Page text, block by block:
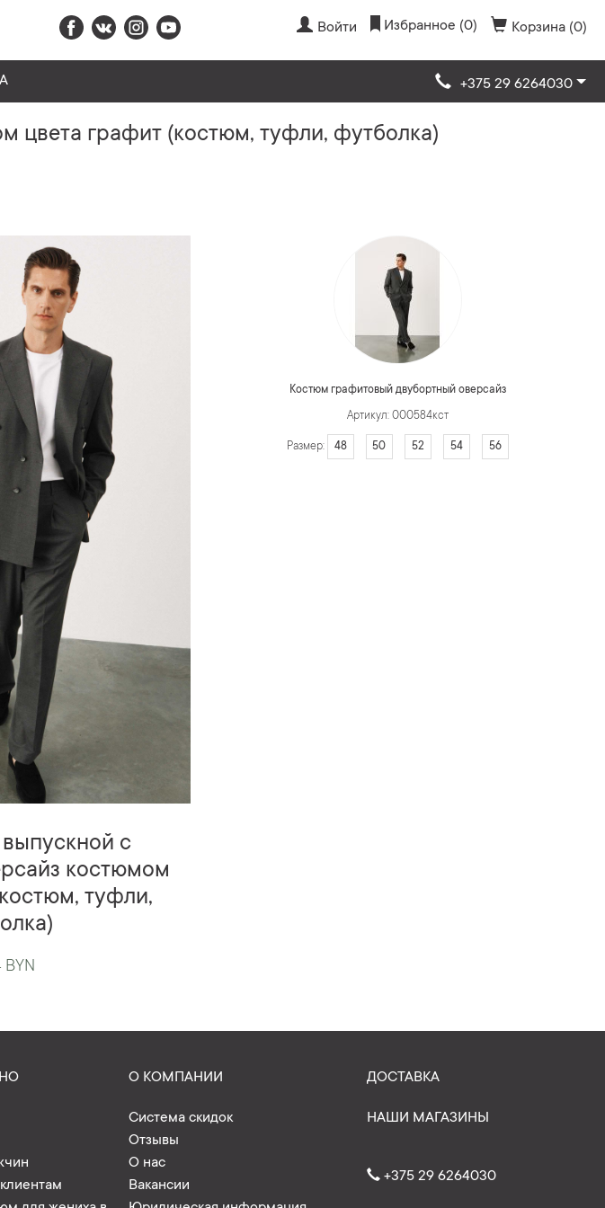
Войти Избранное (0) Корзина (0)
+375 29 6264030
цвета графит (костюм, туфли, футболка)
Костюм графитовый двубортный оверсайз
Артикул: 000584кст
Размер: 48 50 52 54 56
с
костюмом
туфли,
BYN
О КОМПАНИИ
Система скидок
Отзывы
О нас
Вакансии
ДОСТАВКА
НАШИ МАГАЗИНЫ
+375 29 6264030